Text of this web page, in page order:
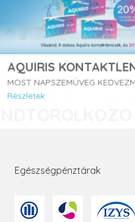
AQUIRIS
MOST NAPSZEMÜVEG
Részletek
Egészségpénztárak